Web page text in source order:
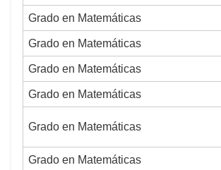
Grado en Matemáticas
Grado en Matemáticas
Grado en Matemáticas
Grado en Matemáticas
Grado en Matemáticas
Grado en Matemáticas